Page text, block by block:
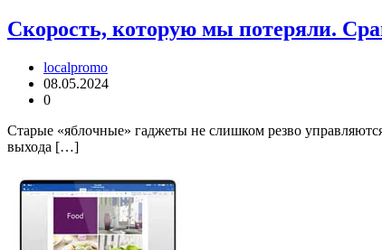
Скорость, которую мы потеряли.
localpromo
08.05.2024
0
Старые «яблочные» гаджеты не слишком резво
выхода […]